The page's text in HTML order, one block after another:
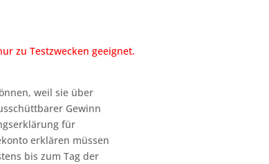
zu Testzwecken geeignet.
weil sie über
Gewinn
für
erklären müssen
bis zum Tag der